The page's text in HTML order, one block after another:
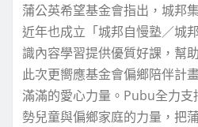
蒲公英希望基金會指出，城邦
近年也成立「城邦自慢塾／城
識內容學習提供優質好課，幫
此次更嚮應基金會偏鄉陪伴計
滿滿的愛心力量。Pubu全力
勢兒童與偏鄉家庭的力量，把